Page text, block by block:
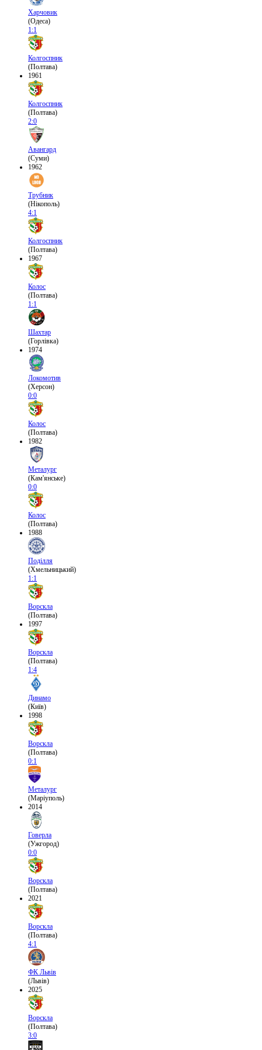
Харчовик
(Одеса)
1:1
Колгоспник
(Полтава)
1961
Колгоспник
(Полтава)
2:0
Авангард
(Суми)
1962
Трубник
(Нікополь)
4:1
Колгоспник
(Полтава)
1967
Колос
(Полтава)
1:1
Шахтар
(Горлівка)
1974
Локомотив
(Херсон)
0:0
Колос
(Полтава)
1982
Металург
(Кам'янське)
0:0
Колос
(Полтава)
1988
Поділля
(Хмельницький)
1:1
Ворскла
(Полтава)
1997
Ворскла
(Полтава)
1:4
Динамо
(Київ)
1998
Ворскла
(Полтава)
0:1
Металург
(Маріуполь)
2014
Говерла
(Ужгород)
0:0
Ворскла
(Полтава)
2021
Ворскла
(Полтава)
4:1
ФК Львів
(Львів)
2025
Ворскла
(Полтава)
3:0